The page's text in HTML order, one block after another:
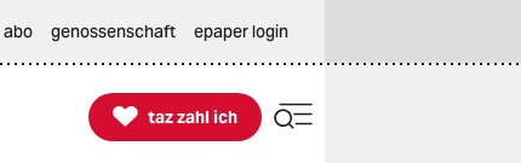
abo genossenschaft epaper login

taz zahl ich
taz zahl ich